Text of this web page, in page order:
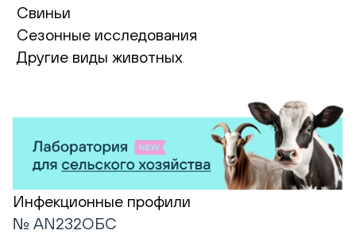
Свиньи
Сезонные исследования
Другие виды животных
Инфекционные профили
№ AN232ОБС